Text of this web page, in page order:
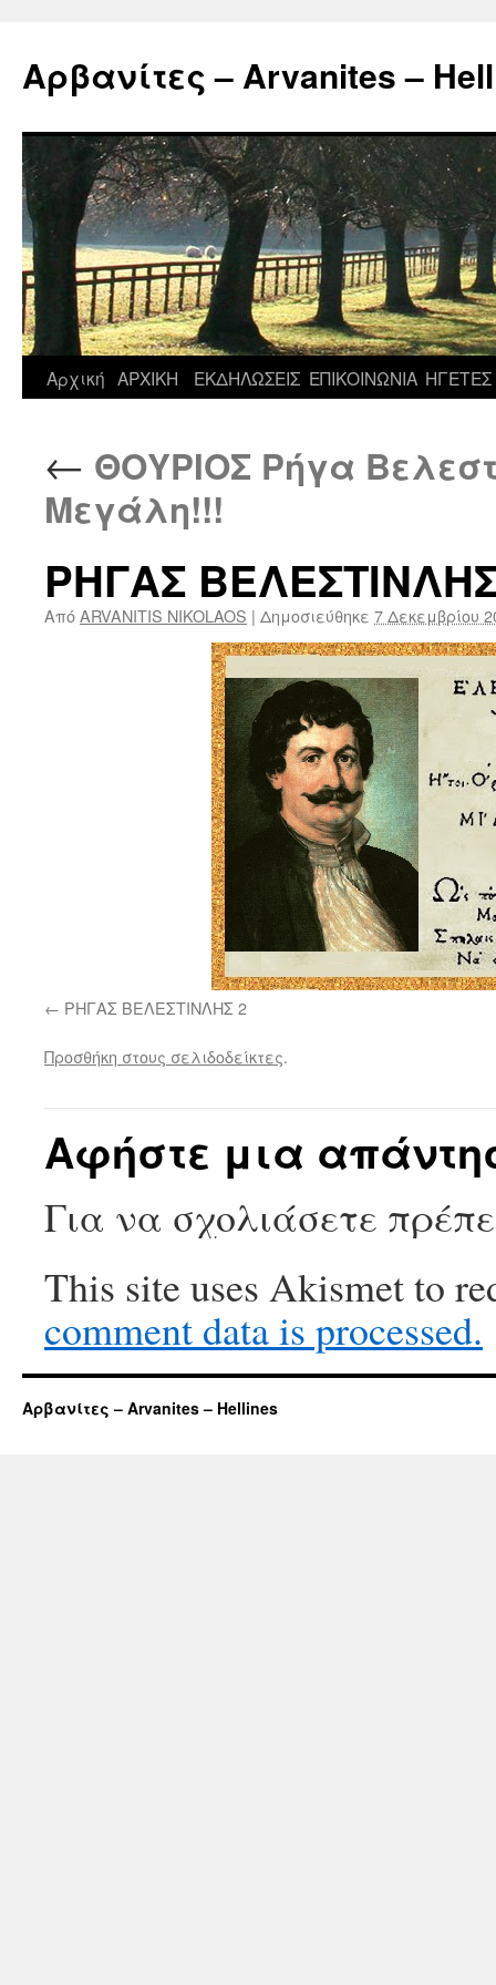
περιεχόμενο
Αρβανίτες – Arvanites –
Αρχική ΑΡΧΙΚΗ ΕΚΔΗΛΩΣΕΙΣ ΕΠΙΚΟΙΝΩΝΙΑ ΗΓΕΤΕΣ
← ΘΟΥΡΙΟΣ Ρήγα
Μεγάλη!!!
ΡΗΓΑΣ
ΑπόARVANITIS NIKOLAOS | Δημοσιεύθηκε 7 Δεκεμβρίου
ΡΗΓΑΣ ΒΕΛΕΣΤΙΝΛΗΣ 2
Προσθήκη στους σελιδοδείκτες.
Αφήστε μια
Για να σχολιάσετε
This site uses Akismet to
comment data is processed.
Αρβανίτες – Arvanites – Hellines